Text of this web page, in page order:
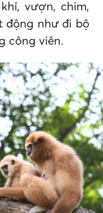
vượn, chim,
động như đi bộ
công viên.